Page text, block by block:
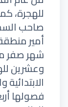
للهجرة،
صاحب
أمير
شهر صفر
وعشرين
فصولها